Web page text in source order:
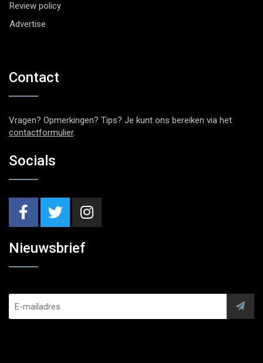
Review policy
Advertise
Contact
Vragen? Opmerkingen? Tips? Je kunt ons bereiken via het
contactformulier.
Socials
Nieuwsbrief